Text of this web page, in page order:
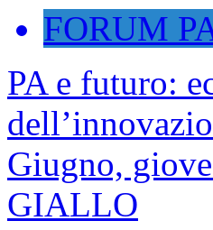
FORUM
PA e futuro:
Giugno,
GIALLO